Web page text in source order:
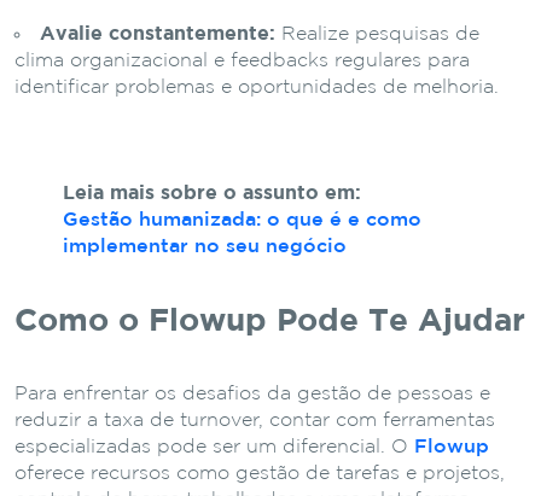
Avalie constantemente: Realize pesquisas de
clima organizacional e feedbacks regulares para
identificar problemas e oportunidades de melhoria.
Leia mais sobre o assunto em:
Gestão humanizada: o que é e como
implementar no seu negócio
Como o Flowup Pode Te Ajudar
Para enfrentar os desafios da gestão de pessoas e
reduzir a taxa de turnover, contar com ferramentas
especializadas pode ser um diferencial. O Flowup
oferece recursos como gestão de tarefas e projetos,